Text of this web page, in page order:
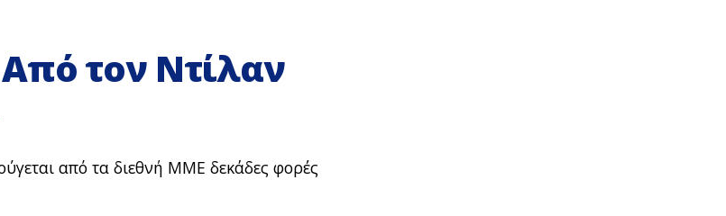
τον Ντίλαν
από τα διεθνή ΜΜΕ δεκάδες φορές